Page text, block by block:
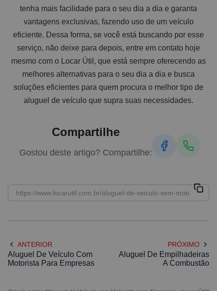
tenha mais facilidade para o seu dia a dia e garanta
vantagens exclusivas, fazendo uso de um veículo
eficiente. Dessa forma, se você está buscando por esse
serviço, não deixe para depois, entre em contato hoje
mesmo com o Locar Útil, que está sempre oferecendo as
melhores alternativas para o seu dia a dia e busca
soluções eficientes para quem procura o melhor tipo de
aluguel de veículo que supra suas necessidades.
Compartilhe
Gostou deste artigo? Compartilhe:
ANTERIOR
Aluguel De Veículo Com
Motorista Para Empresas
PRÓXIMO
Aluguel De Empilhadeiras
A Combustão